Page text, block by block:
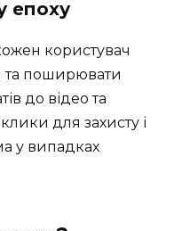
епоху
користувач
та поширювати
до відео та
для захисту і
у випадках